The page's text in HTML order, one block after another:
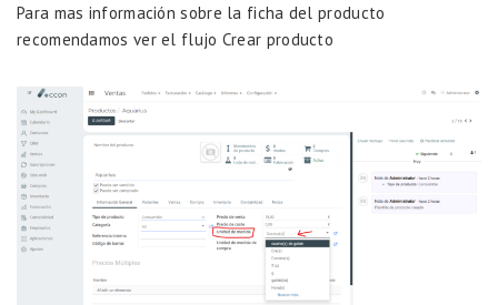
Para mas información sobre la ficha del producto
recomendamos ver el flujo Crear producto